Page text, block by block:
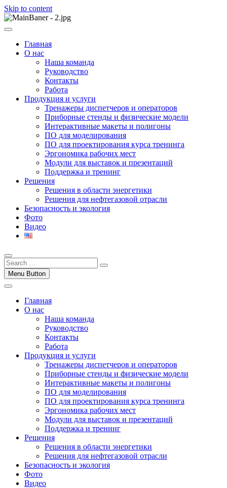
Skip to content
ООО НПП "АТП"
ООО НПП "АТП" – разработка тренажерных комплексов
Главная
О нас
Наша команда
Руководство
Контакты
Работа
Продукция и услуги
Тренажеры диспетчеров и операторов
Приборные стенды и физические модели
Интерактивные макеты и полигоны
ПО для моделирования
ПО для проектирования курса тренинга
Эргономика рабочих мест
Модули для выставок и презентаций
Поддержка и тренинг
Решения
Решения в области энергетики
Решения для нефтегазовой отрасли
Безопасность и экология
Фото
Видео
Menu Button
Главная
О нас
Наша команда
Руководство
Контакты
Работа
Продукция и услуги
Тренажеры диспетчеров и операторов
Приборные стенды и физические модели
Интерактивные макеты и полигоны
ПО для моделирования
ПО для проектирования курса тренинга
Эргономика рабочих мест
Модули для выставок и презентаций
Поддержка и тренинг
Решения
Решения в области энергетики
Решения для нефтегазовой отрасли
Безопасность и экология
Фото
Видео